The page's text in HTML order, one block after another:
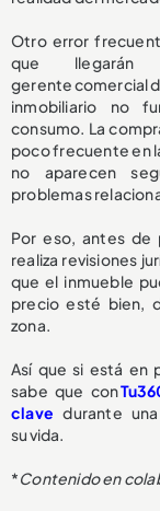
Otro error
que llegarán
gerente
inmobiliario no
consumo. La
poco frecuente en
no aparecen
problemas
Por eso, antes de
realiza revisiones
que el inmueble
precio esté bien,
zona.
Así que si está en
sabe que con
clave durante
su vida.
*Contenido en